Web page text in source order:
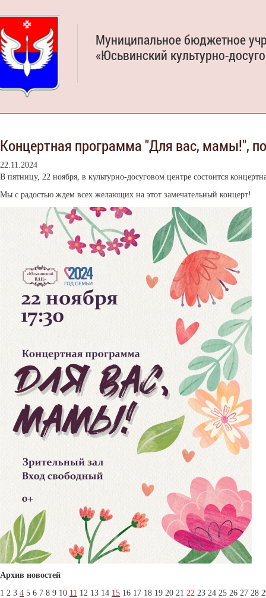
Муниципальное бюджетное
«Юсьвинский культурно-
Концертная программа "Для вас, мамы!",
22.11.2024
В пятницу, 22 ноября, в культурно-досуговом центре состоится
Мы с радостью ждем всех желающих на этот замечательный концерт!
Архив новостей
1 2 3 4 5 6 7 8 9 10 11 12 13 14 15 16 17 18 19 20 21 22 23 24 25 26 27 28